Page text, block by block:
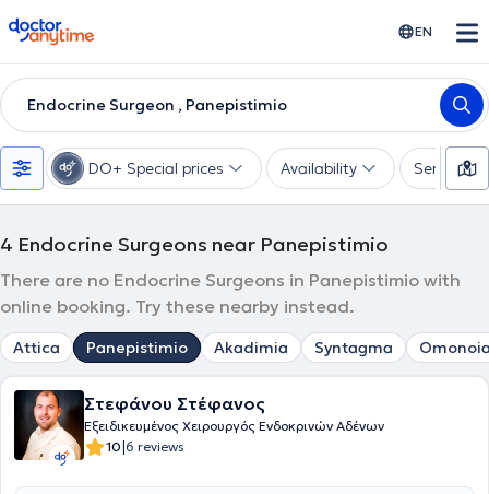
doctoranytime EN
Endocrine Surgeon , Panepistimio
DO+ Special prices Availability Services
4 Endocrine Surgeons near Panepistimio
There are no Endocrine Surgeons in Panepistimio with
online booking. Try these nearby instead.
Attica Panepistimio Akadimia Syntagma
Στεφάνου Στέφανος
Εξειδικευμένος Χειρουργός Ενδοκρινών Αδένων
10|6 reviews